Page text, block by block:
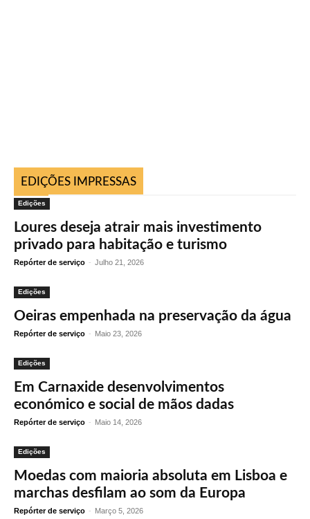
EDIÇÕES IMPRESSAS
Edições
Loures deseja atrair mais investimento
privado para habitação e turismo
Repórter de serviço - Julho 21, 2026
Edições
Oeiras empenhada na preservação da água
Repórter de serviço - Maio 23, 2026
Edições
Em Carnaxide desenvolvimentos
económico e social de mãos dadas
Repórter de serviço - Maio 14, 2026
Edições
Moedas com maioria absoluta em Lisboa e
marchas desfilam ao som da Europa
Repórter de serviço - Março 5, 2026